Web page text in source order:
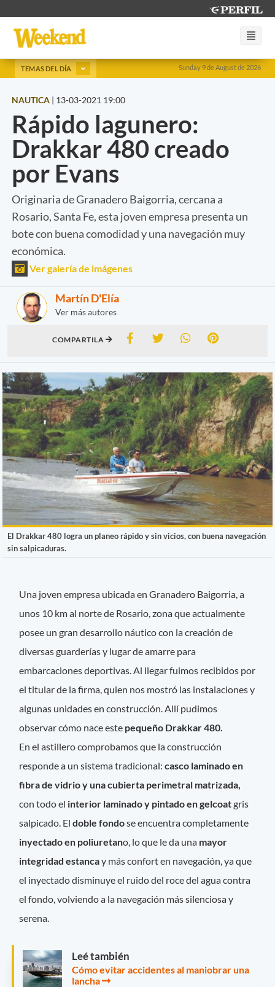
Sunday 9 de August de 2026
TEMAS DEL DÍA
NAUTICA | 13-03-2021 19:00
Rápido lagunero:
Drakkar 480 creado
por Evans
Originaria de Granadero Baigorria, cercana a
Rosario, Santa Fe, esta joven empresa presenta un
bote con buena comodidad y una navegación muy
económica.
Ver galería de imágenes
Martín D'Elía
Ver más autores
COMPARTILA
El Drakkar 480 logra un planeo rápido y sin vicios, con buena navegación
sin salpicaduras.
Una joven empresa ubicada en Granadero Baigorria, a
unos 10 km al norte de Rosario, zona que actualmente
posee un gran desarrollo náutico con la creación de
diversas guarderías y lugar de amarre para
embarcaciones deportivas. Al llegar fuimos recibidos por
el titular de la firma, quien nos mostró las instalaciones y
algunas unidades en construcción. Allí pudimos
observar cómo nace este pequeño Drakkar 480.
En el astillero comprobamos que la construcción
responde a un sistema tradicional: casco laminado en
fibra de vidrio y una cubierta perimetral matrizada,
con todo el interior laminado y pintado en gelcoatgris
salpicado. El doble fondose encuentra completamente
inyectado en poliuretano, lo que le da una mayor
integridad estancay más confort en navegación, ya que
el inyectado disminuye el ruido del roce del agua contra
el fondo, volviendo a la navegación más silenciosa y
serena.
Leé también
Cómo evitar accidentes al maniobrar una
lancha